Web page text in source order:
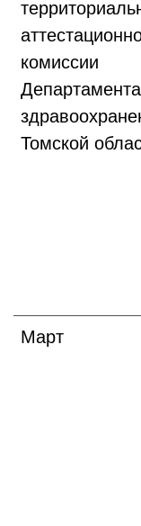
комиссии
Департамента
Томской
Март